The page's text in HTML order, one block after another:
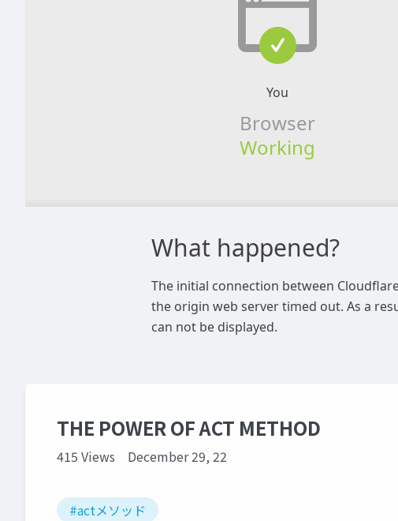
THE POWER OF ACT METHOD
415 Views December 29, 22
#actメソッド